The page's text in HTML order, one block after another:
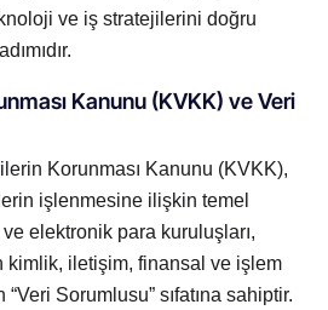
ve iş stratejilerini doğru
Kanunu (KVKK) ve Veri
Korunması Kanunu (KVKK),
işlenmesine ilişkin temel
elektronik para kuruluşları,
kimlik, iletişim, finansal ve işlem
Sorumlusu” sıfatına sahiptir.